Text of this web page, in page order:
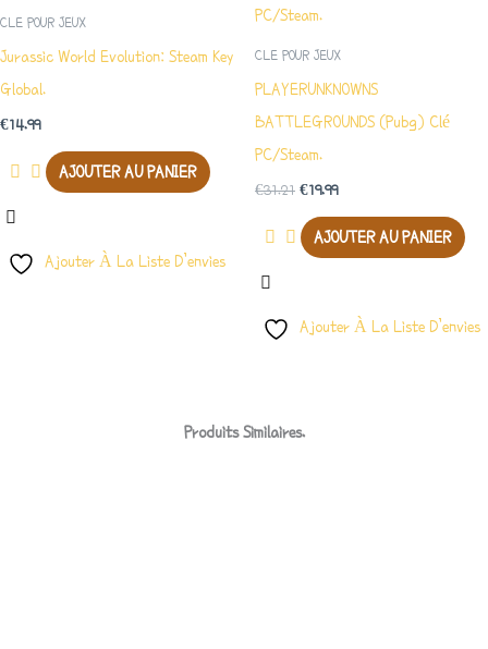
CLE POUR JEUX
Jurassic World Evolution: Steam Key
Global.
€14.99
AJOUTER AU PANIER
Ajouter À La Liste D’envies
CLE POUR JEUX
PLAYERUNKNOWNS
BATTLEGROUNDS (Pubg) Clé
PC/Steam.
€31.21
€31.21.
€19.99
AJOUTER AU PANIER
Ajouter À La Liste D’envies
Produits Similaires.